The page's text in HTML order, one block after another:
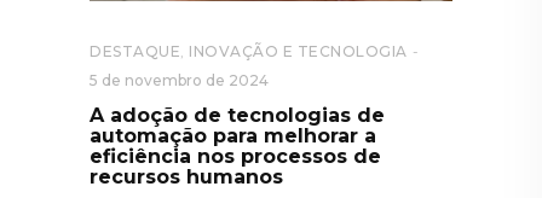
DESTAQUE INOVAÇÃO E TECNOLOGIA
5 de novembro de 2024
A adoção de tecnologias de
automação para melhorar a
eficiência nos processos de
recursos humanos